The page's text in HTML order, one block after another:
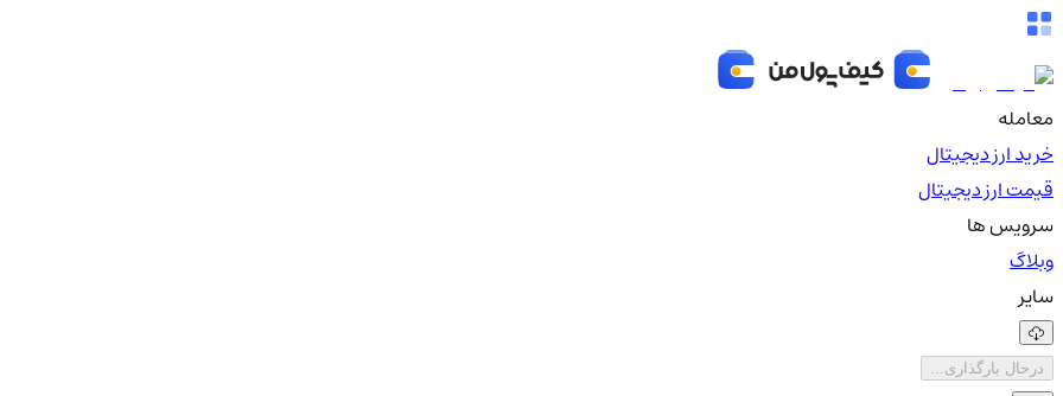
معامله
خرید ارز دیجیتال
قیمت ارز دیجیتال
سرویس ها
وبلاگ
سایر
درحال بارگذاری...